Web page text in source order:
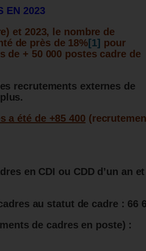
EN 2023
et 2023, le nombre de
de près de 18% [1] pour
de + 50 000 postes cadre de
recrutements externes de
a été de +85 400
en CDI ou CDD d’un an et
au statut de cadre : 66
de cadres en poste) :